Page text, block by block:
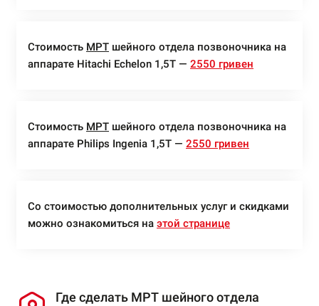
Стоимость МРТ шейного отдела позвоночника на
аппарате Hitachi Echelon 1,5Т — 2550 гривен
Стоимость МРТ шейного отдела позвоночника на
аппарате Philips Ingenia 1,5Т — 2550 гривен
Со стоимостью дополнительных услуг и скидками
можно ознакомиться на этой странице
Где сделать МРТ шейного отдела